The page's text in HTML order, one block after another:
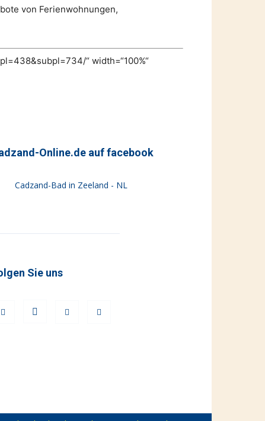
von Ferienwohnungen,
“ width=“100%“
Online.de auf facebook
Cadzand-Bad in Zeeland - NL
Sie uns